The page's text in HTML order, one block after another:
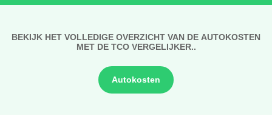
BEKIJK HET VOLLEDIGE OVERZICHT VAN DE AUTOKOSTEN
MET DE TCO VERGELIJKER..
Autokosten